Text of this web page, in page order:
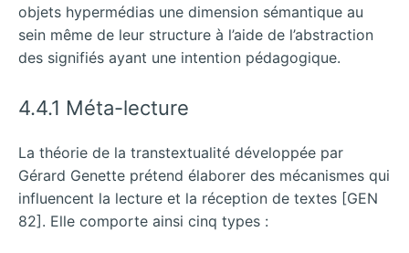
objets hypermédias une dimension sémantique au
sein même de leur structure à l’aide de l’abstraction
des signifiés ayant une intention pédagogique.
4.4.1 Méta-lecture
La théorie de la transtextualité développée par
Gérard Genette prétend élaborer des mécanismes qui
influencent la lecture et la réception de textes [GEN
82]. Elle comporte ainsi cinq types :